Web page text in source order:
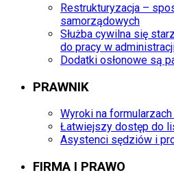
Restrukturyzacja –
samorządowych
Służba cywilna się
do pracy w
Dodatki osłonowe są
PRAWNIK
Wyroki na
Łatwiejszy dostęp do
Asystenci sędziów i
FIRMA I PRAWO